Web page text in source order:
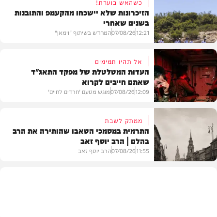
וידאו
הזיכרונות שלא יישכחו מהקעמפ והתובנות
בשנים שאחרי
12:21
07/08/26המחדש בשיתוף "וימאן"
דעות
אל תהיו תמימים
העדות המטלטלת של מפקד התאג"ד
שאתם חייבים לקרוא
12:09
07/08/26מוגש מטעם 'חרדים לחיים'
ממתק לשבת
התרמית במסמכי הטאבו שהותירה את הרב
בהלם | הרב יוסף זאב
11:55
07/08/26הרב יוסף זאב